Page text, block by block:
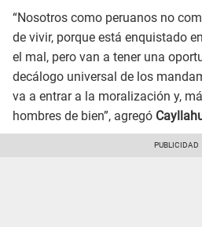
“Nosotros como peruanos no
de vivir, porque está enquistado
el mal, pero van a tener una
decálogo universal de los
va a entrar a la moralización y,
hombres de bien”, agregó